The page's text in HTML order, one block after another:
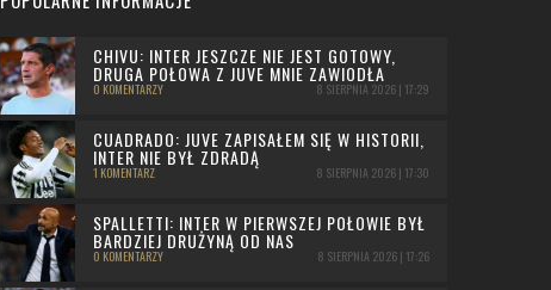
CHIVU: INTER JESZCZE NIE JEST GOTOWY,
DRUGA POŁOWA Z JUVE MNIE ZAWIODŁA
0 KOMENTARZY 8 SIERPNIA 2026 | 17:29
CUADRADO: JUVE ZAPISAŁEM SIĘ W HISTORII,
INTER NIE BYŁ ZDRADĄ
1 KOMENTARZ 8 SIERPNIA 2026 | 17:30
SPALLETTI: INTER W PIERWSZEJ POŁOWIE BYŁ
BARDZIEJ DRUŻYNĄ OD NAS
0 KOMENTARZY 8 SIERPNIA 2026 | 17:26